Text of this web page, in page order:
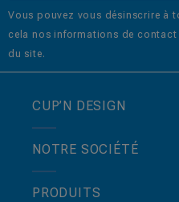
Vous pouvez vous désinscrire à
cela nos informations de
du site.
CUP’N DESIGN
NOTRE SOCIÉTÉ
PRODUITS